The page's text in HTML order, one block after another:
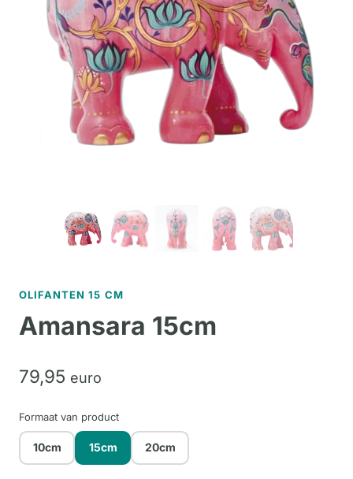
OLIFANTEN 15 CM
Amansara 15cm
79,95 euro
Formaat van product
10cm 15cm 20cm